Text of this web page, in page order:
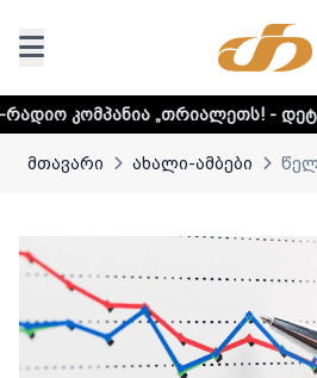
„თრიალეთს! - დეტალური
მთავარი ახალი-ამბები